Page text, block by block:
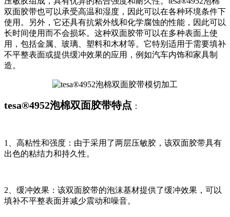
双面胶带也可以承受高温和湿度，因此可以在各种环境条件下
使用。另外，它还具有抗紫外线和化学腐蚀的性能，因此可以
长时间使用而不会损坏。这种双面胶带可以在多种表面上使
用，包括金属、玻璃、塑料和木材等。它特别适用于需要填补
不平整表面或提供缓冲效果的应用，例如汽车内饰和家具制
造。
tesa®4952泡棉双面胶带特点 ：
1、高粘性和强度：由于采用了两层压敏胶，该双面胶带具有
出色的粘结力和持久性。
2、缓冲效果：该双面胶带的泡沫基材提供了缓冲效果，可以
填补不平整表面并减少震动和噪音。